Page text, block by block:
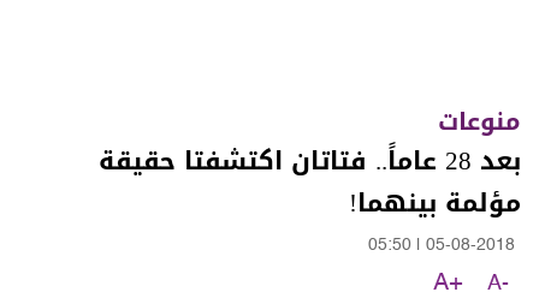
منوعات
بعد 28 عاماً.. فتاتان اكتشفتا حقيقة
مؤلمة بينهما!
05-08-2018
05:50
A-
A+